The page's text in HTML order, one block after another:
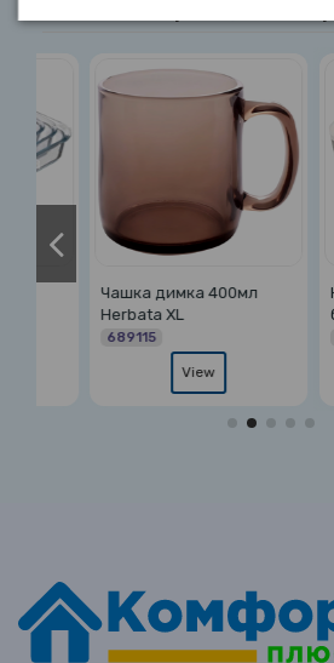
Набір 1673 прозрачних
баночок 4шт
5869
View